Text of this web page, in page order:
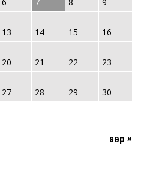
13 14 15 16
20 21 22 23
27 28 29 30
sep »